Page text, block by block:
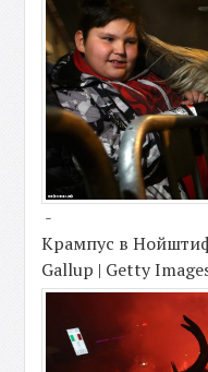
-
Крампус в
Gallup | Getty